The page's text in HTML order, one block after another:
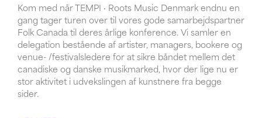
Kom med når TEMPI · Roots Music Denmark endnu en
gang tager turen over til vores gode samarbejdspartner
Folk Canada til deres årlige konference. Vi samler en
delegation bestående af artister, managers, bookere og
venue- /festivalsledere for at sikre båndet mellem det
canadiske og danske musikmarked, hvor der lige nu er
stor aktivitet i udvekslingen af kunstnere fra begge
sider.